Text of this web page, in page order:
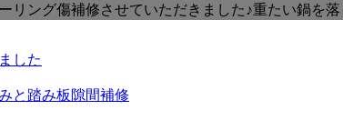
リング傷補修させていただきました♪重たい鍋を
した
と踏み板隙間補修